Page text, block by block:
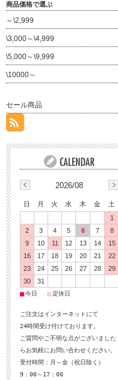
商品価格で選ぶ
～\2,999
\3,000～\4,999
\5,000～\9,999
\10000～
セール商品
2026/08
日 月 火 水 木 金
土
1
2
3 4 5 6 7
8
9
10 11 12 13 14
15
16
17 18 19 20 21
22
23
24 25 26 27 28
29
30
31
■今日 ■定休日
ご注文はインターネットにて
24時間受け付けております。
ご質問やご不明な点がございました
らお気軽にお問い合わせください。
受付時間：月～金（祝日除く）
9：00～17：00